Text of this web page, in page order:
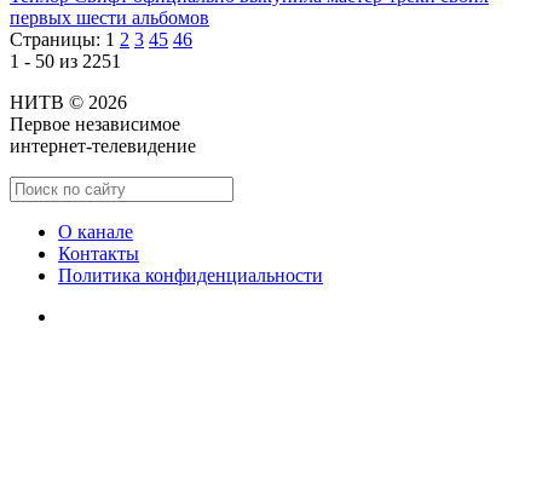
первых шести альбомов
Страницы: 1 2 3 45 46
1 - 50 из 2251
НИТВ © 2026
Первое независимое
интернет-телевидение
О канале
Контакты
Политика конфиденциальности